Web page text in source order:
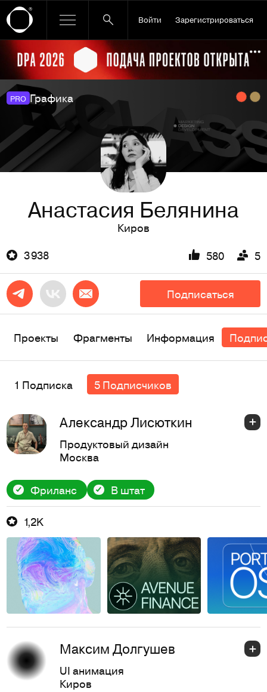
Войти Зарегистрироваться
Ссылка баннера
PRO Графика
Анастасия Белянина
Киров
3 938
580 5
Подписаться
Проекты Фрагменты Информация
1 Подписка 5 Подписчиков
Александр Лисюткин
Продуктовый дизайн
Москва
Фриланс В штат
1,2K
Максим Долгушев
UI анимация
Киров